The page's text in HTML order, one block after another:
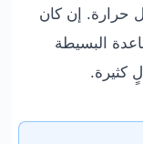
حرارة. إن كان
البسيطة
كثيرة.